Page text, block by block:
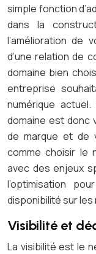
simple fonction
dans la
l’amélioration de
d’une relation de
domaine bien
entreprise
numérique
domaine est donc
de marque et de
comme choisir le
avec des enjeux
l’optimisation
disponibilité sur
Visibilité et
La visibilité est le